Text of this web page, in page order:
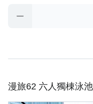
漫旅62 六人獨棟泳